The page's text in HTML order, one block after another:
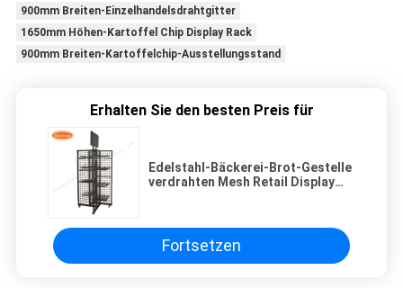
900mm Breiten-Einzelhandelsdrahtgitter
1650mm Höhen-Kartoffel Chip Display Rack
900mm Breiten-Kartoffelchip-Ausstellungsstand
Erhalten Sie den besten Preis für
Edelstahl-Bäckerei-Brot-Gestelle
verdrahten Mesh Retail Display
Fortsetzen